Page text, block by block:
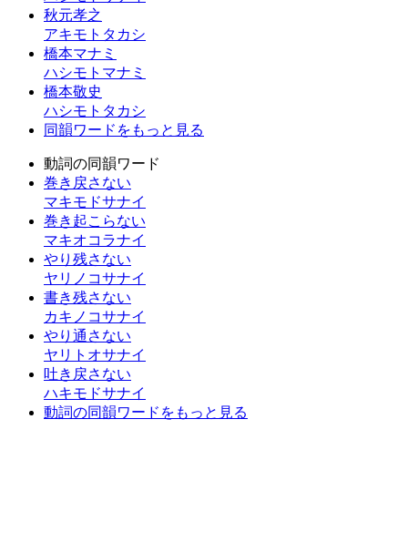
秋元孝之
アキモトタカシ
橋本マナミ
ハシモトマナミ
橋本敬史
ハシモトタカシ
同韻ワードをもっと見る
動詞の同韻ワード
巻き戻さない
マキモドサナイ
巻き起こらない
マキオコラナイ
やり残さない
ヤリノコサナイ
書き残さない
カキノコサナイ
やり通さない
ヤリトオサナイ
吐き戻さない
ハキモドサナイ
動詞の同韻ワードをもっと見る